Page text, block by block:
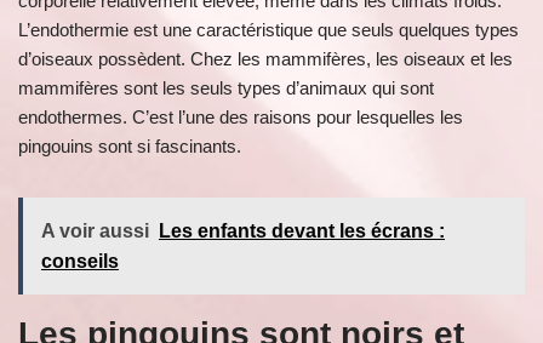
L’endothermie est une caractéristique que seuls quelques types
d’oiseaux possèdent. Chez les mammifères, les oiseaux et les
mammifères sont les seuls types d’animaux qui sont
endothermes. C’est l’une des raisons pour lesquelles les
pingouins sont si fascinants.
A voir aussi
Les enfants devant les écrans :
conseils
Les pingouins sont noirs et